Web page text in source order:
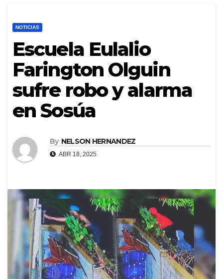
NOTICIAS
Escuela Eulalio
Farington Olguin
sufre robo y alarma
en Sosúa
By NELSON HERNANDEZ
ABR 18, 2025